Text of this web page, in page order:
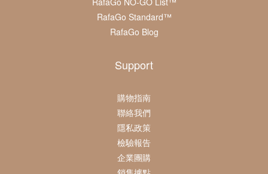
RafaGo Standard™
RafaGo Blog
Support
購物指南
聯絡我們
隱私政策
檢驗報告
企業團購